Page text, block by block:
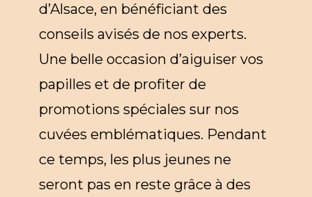
d’Alsace, en bénéficiant des
conseils avisés de nos experts.
Une belle occasion d’aiguiser vos
papilles et de profiter de
promotions spéciales sur nos
cuvées emblématiques. Pendant
ce temps, les plus jeunes ne
seront pas en reste grâce à des